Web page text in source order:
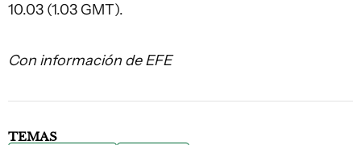
10.03 (1.03 GMT).
Con información de EFE
TEMAS